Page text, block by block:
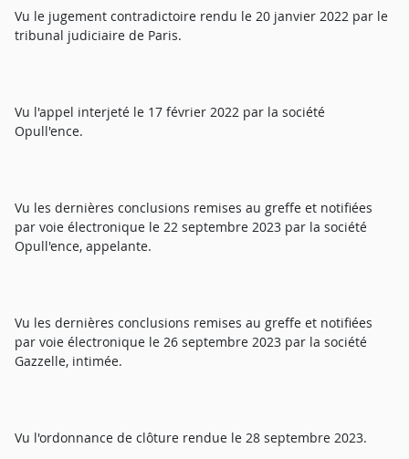
Vu le jugement contradictoire rendu le 20 janvier 2022 par le
tribunal judiciaire de Paris.
Vu l'appel interjeté le 17 février 2022 par la société
Opull'ence.
Vu les dernières conclusions remises au greffe et notifiées
par voie électronique le 22 septembre 2023 par la société
Opull'ence, appelante.
Vu les dernières conclusions remises au greffe et notifiées
par voie électronique le 26 septembre 2023 par la société
Gazzelle, intimée.
Vu l'ordonnance de clôture rendue le 28 septembre 2023.